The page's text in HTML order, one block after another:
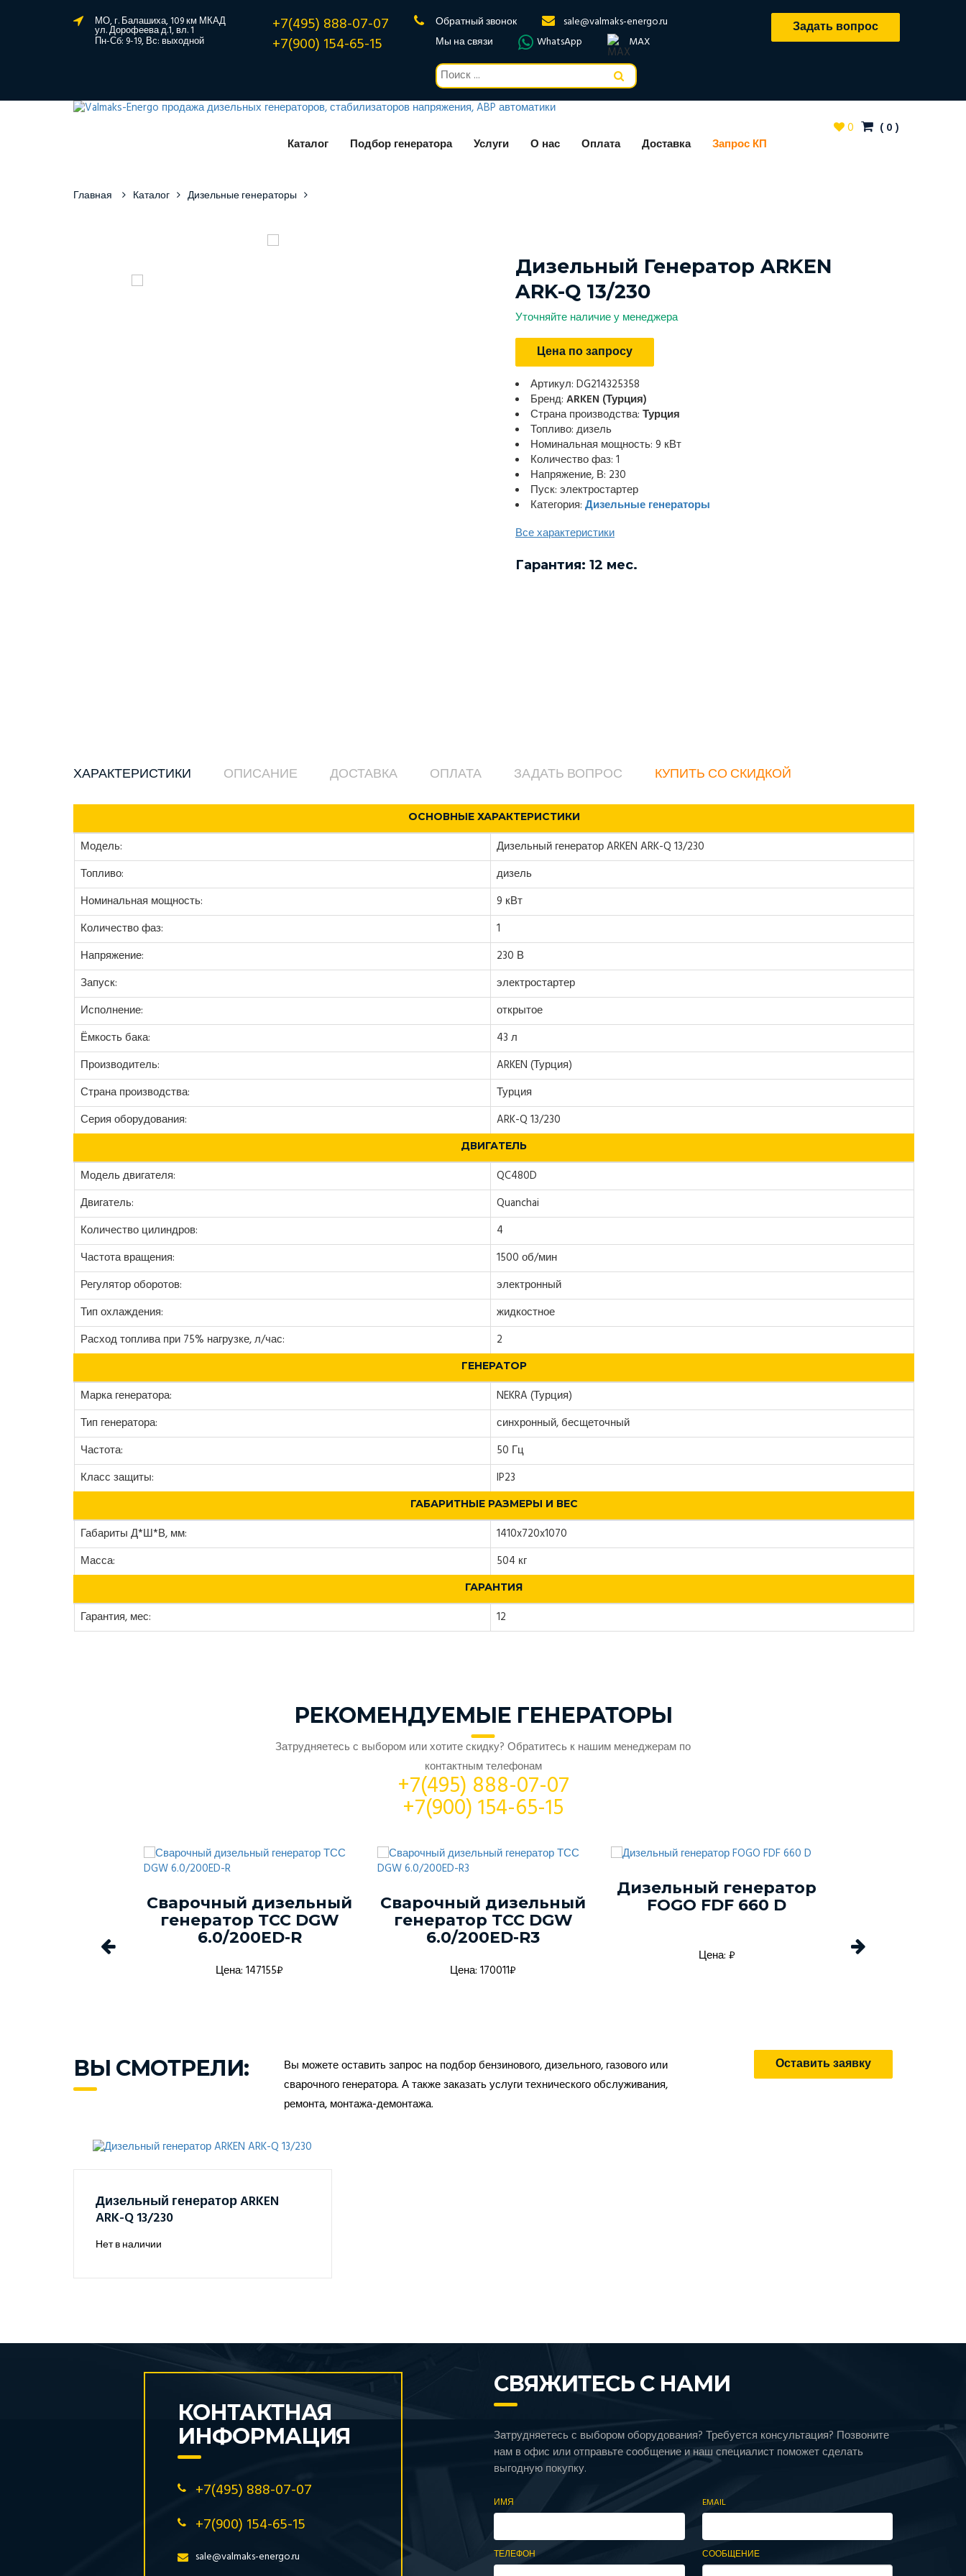
МО, г. Балашиха, 109 км МКАД
ул. Дорофеева д.1, вл. 1
Пн-Сб: 9-19, Вс: выходной
+7(495) 888-07-07
+7(900) 154-65-15
Обратный звонок
sale@valmaks-energo.ru
Мы на связи
WhatsApp MAX
Задать вопрос
Каталог Подбор генератора Услуги О нас Оплата Доставка Запрос КП
0 ( 0)
Главная Каталог Дизельные генераторы
Дизельный Генератор ARKEN
ARK-Q 13/230
Уточняйте наличие у менеджера
Цена по запросу
Артикул: DG214325358
Бренд: ARKEN (Турция)
Страна производства: Турция
Топливо: дизель
Номинальная мощность: 9 кВт
Количество фаз: 1
Напряжение, В: 230
Пуск: электростартер
Категория: Дизельные генераторы
Все характеристики
Гарантия: 12 мес.
ХАРАКТЕРИСТИКИ ОПИСАНИЕ ДОСТАВКА ОПЛАТА ЗАДАТЬ ВОПРОС КУПИТЬ СО СКИДКОЙ
ОСНОВНЫЕ ХАРАКТЕРИСТИКИ
Модель:
Дизельный генератор ARKEN ARK-Q 13/230
Топливо:
дизель
Номинальная мощность:
9 кВт
Количество фаз:
1
Напряжение:
230 В
Запуск:
электростартер
Исполнение:
открытое
Ёмкость бака:
43 л
Производитель:
ARKEN (Турция)
Страна производства:
Турция
Серия оборудования:
ARK-Q 13/230
ДВИГАТЕЛЬ
Модель двигателя:
QC480D
Двигатель:
Quanchai
Количество цилиндров:
4
Частота вращения:
1500 об/мин
Регулятор оборотов:
электронный
Тип охлаждения:
жидкостное
Расход топлива при 75% нагрузке, л/час:
2
ГЕНЕРАТОР
Марка генератора:
NEKRA (Турция)
Тип генератора:
синхронный, бесщеточный
Частота:
50 Гц
Класс защиты:
IP23
ГАБАРИТНЫЕ РАЗМЕРЫ И ВЕС
Габариты Д*Ш*В, мм:
1410x720x1070
Масса:
504 кг
ГАРАНТИЯ
Гарантия, мес: 12
РЕКОМЕНДУЕМЫЕ ГЕНЕРАТОРЫ
Затрудняетесь с выбором или хотите скидку? Обратитесь к нашим менеджерам по
контактным телефонам
+7(495) 888-07-07
+7(900) 154-65-15
Сварочный дизельный
генератор ТСС DGW
6.0/200ED-R
Цена: 147155₽
Сварочный дизельный
генератор ТСС DGW
6.0/200ED-R3
Цена: 170011₽
Дизельный генератор
FOGO FDF 660 D
Цена: ₽
ВЫ СМОТРЕЛИ:
Вы можете оставить запрос на подбор бензинового, дизельного, газового или
сварочного генератора. А также заказать услуги технического обслуживания,
ремонта, монтажа-демонтажа.
Оставить заявку
Дизельный генератор ARKEN
ARK-Q 13/230
Нет в наличии
КОНТАКТНАЯ
ИНФОРМАЦИЯ
+7(495) 888-07-07
+7(900) 154-65-15
sale@valmaks-energo.ru
СВЯЖИТЕСЬ С НАМИ
Затрудняетесь с выбором оборудования? Требуется консультация? Позвоните
нам в офис или отправьте сообщение и наш специалист поможет сделать
выгодную покупку.
ИМЯ EMAIL
ТЕЛЕФОН СООБЩЕНИЕ